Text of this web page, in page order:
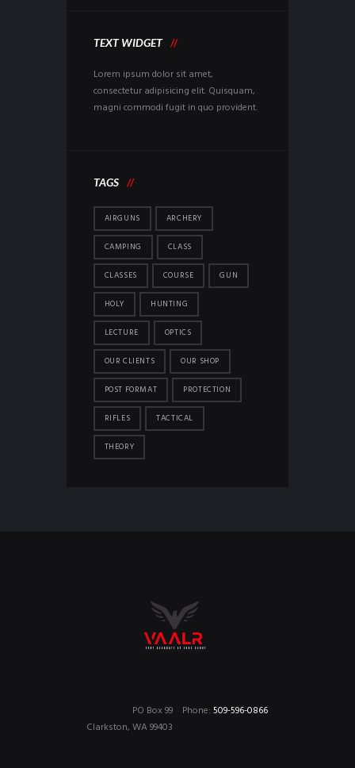
TEXT WIDGET
Lorem ipsum dolor sit amet,
consectetur adipisicing elit. Quisquam,
magni commodi fugit in quo provident.
TAGS
AIRGUNS ARCHERY
CAMPING CLASS
CLASSES COURSE GUN
HOLY HUNTING
LECTURE OPTICS
OUR CLIENTS OUR SHOP
POST FORMAT PROTECTION
RIFLES TACTICAL
THEORY
Phone: 509-596-0866
PO Box 99
Clarkston, WA 99403